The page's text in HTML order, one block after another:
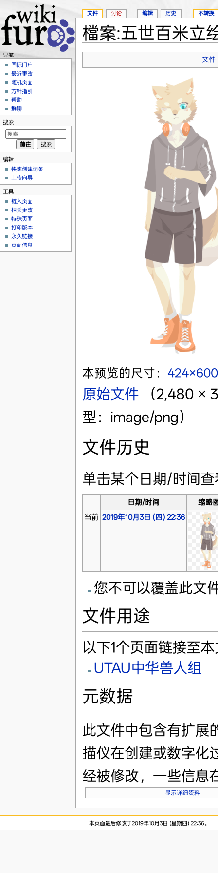
檔案:五世百米立
文件
本预览的尺寸：
原始文件‎
（2,480 ×
型：image/png）
文件历史
单击某个日期/时间
日期/时间
缩略
当前 2019年10月3日 (四) 22:36
您不可以覆盖此文
文件用途
以下1个页面链接至
UTAU中华兽人组
元数据
此文件中包含有扩展
描仪在创建或数字化
经被修改，一些信息
显示详细资料
文件 讨论 编辑 历史 不转换
导航
国际门户
最近更改
随机页面
方针指引
帮助
群聊
搜索
编辑
快速创建词条
上传向导
工具
链入页面
相关更改
特殊页面
打印版本
永久链接
页面信息
本页面最后修改于2019年10月3日 (星期四) 22:36。